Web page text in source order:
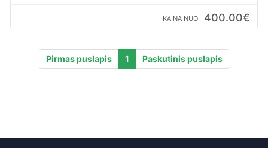
KAINA NUO 400.00€
Pirmas puslapis 1 Paskutinis puslapis